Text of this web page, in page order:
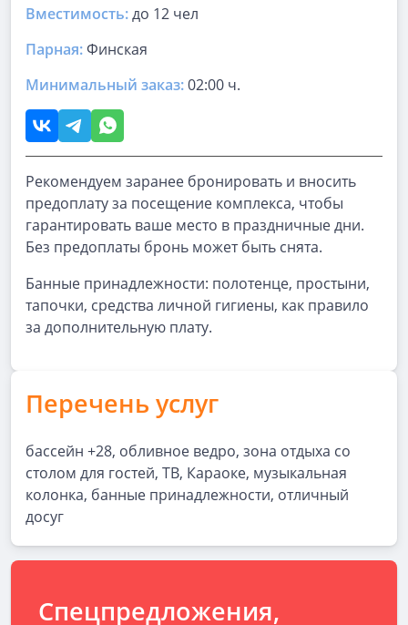
Вместимость:до 12 чел
Парная:Финская
Минимальный заказ:02:00 ч.
Рекомендуем заранее бронировать и вносить
предоплату за посещение комплекса, чтобы
гарантировать ваше место в праздничные дни.
Без предоплаты бронь может быть снята.
Банные принадлежности: полотенце, простыни,
тапочки, средства личной гигиены, как правило
за дополнительную плату.
Перечень услуг
бассейн +28, обливное ведро, зона отдыха со
столом для гостей, ТВ, Караоке, музыкальная
колонка, банные принадлежности, отличный
досуг
Спецпредложения,